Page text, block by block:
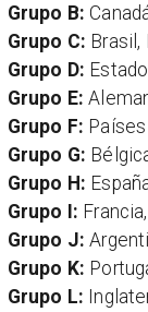
Grupo B:
Grupo C:
Grupo D:
Grupo E:
Grupo F:
Grupo G:
Grupo H:
Grupo I:
Grupo J:
Grupo K:
Grupo L: